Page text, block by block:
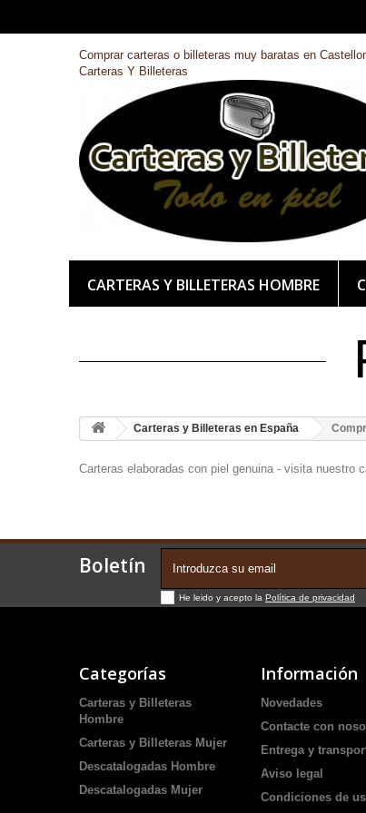
Comprar carteras o billeteras muy baratas en
Carteras Y Billeteras
CARTERAS Y BILLETERAS HOMBRE
Carteras y Billeteras en España
Carteras elaboradas con piel genuina - visita nuestro
Boletín
He leido y acepto la Política de privacidad
Categorías
Carteras y Billeteras
Hombre
Carteras y Billeteras Mujer
Descatalogadas Hombre
Descatalogadas Mujer
Información
Novedades
Contacte con
Entrega y
Aviso legal
Condiciones de